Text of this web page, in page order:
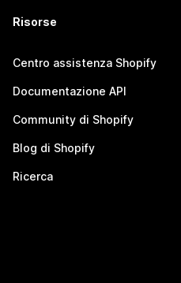
Risorse
Centro assistenza Shopify
Documentazione API
Community di Shopify
Blog di Shopify
Ricerca